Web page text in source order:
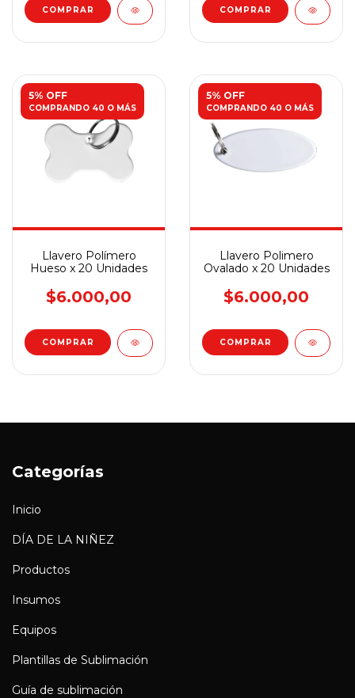
5% OFF
COMPRANDO 40 O MÁS
Llavero Polímero
Hueso x 20 Unidades
$6.000,00
5% OFF
COMPRANDO 40 O MÁS
Llavero Polimero
Ovalado x 20 Unidades
$6.000,00
Categorías
Inicio
DÍA DE LA NIÑEZ
Productos
Insumos
Equipos
Plantillas de Sublimación
Guía de sublimación